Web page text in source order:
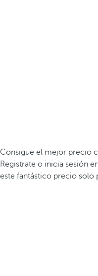
Consigue el mejor precio
Registrate o inicia sesión
este fantástico precio solo